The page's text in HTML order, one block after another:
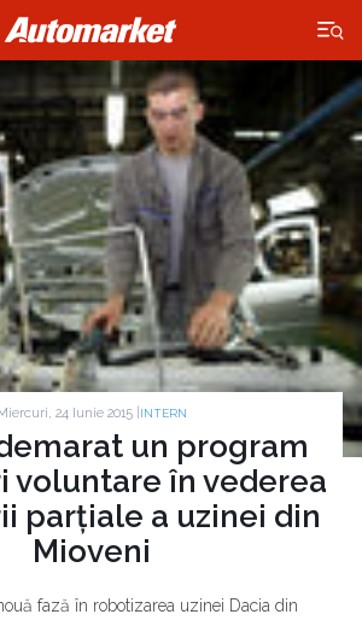
×
24 Iunie 2015 | INTERN
un program
voluntare în vederea
parțiale a uzinei din
Mioveni
fază în robotizarea uzinei Dacia din